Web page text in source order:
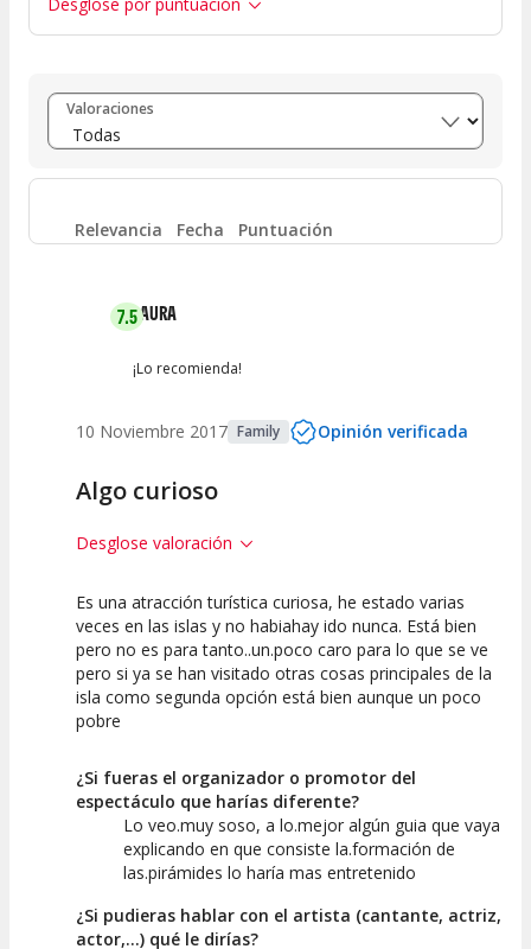
Entre 8 y 10 (0)
Entre 6 y 8 (1)
Entre 4 y 6 0
Valoraciones
Relevancia Fecha Puntuación
7.5LAURA
¡Lo recomienda!
10 Noviembre 2017 Family Opinión verificada
Algo curioso
Desglose valoración
7.5
Calidad del
Espectáculo
7.5
Calidad /
Precio
7.5
Puesta en
Escena
7.5
Interpretación
artística
Es una atracción turística curiosa, he estado varias
veces en las islas y no habiahay ido nunca. Está bien
pero no es para tanto..un.poco caro para lo que se ve
pero si ya se han visitado otras cosas principales de la
isla como segunda opción está bien aunque un poco
pobre
¿Si fueras el organizador o promotor del
espectáculo que harías diferente?
Lo veo.muy soso, a lo.mejor algún guia que vaya
explicando en que consiste la.formación de
las.pirámides lo haría mas entretenido
¿Si pudieras hablar con el artista (cantante, actriz,
actor,...) qué le dirías?